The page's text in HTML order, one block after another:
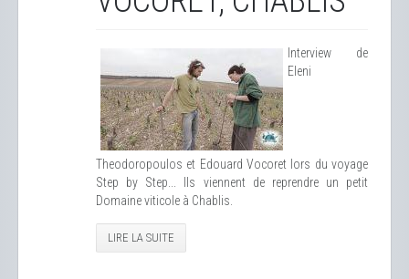
Interview de
Eleni
Theodoropoulos et Edouard Vocoret lors du voyage
Step by Step... Ils viennent de reprendre un petit
Domaine viticole à Chablis.
LIRE LA SUITE